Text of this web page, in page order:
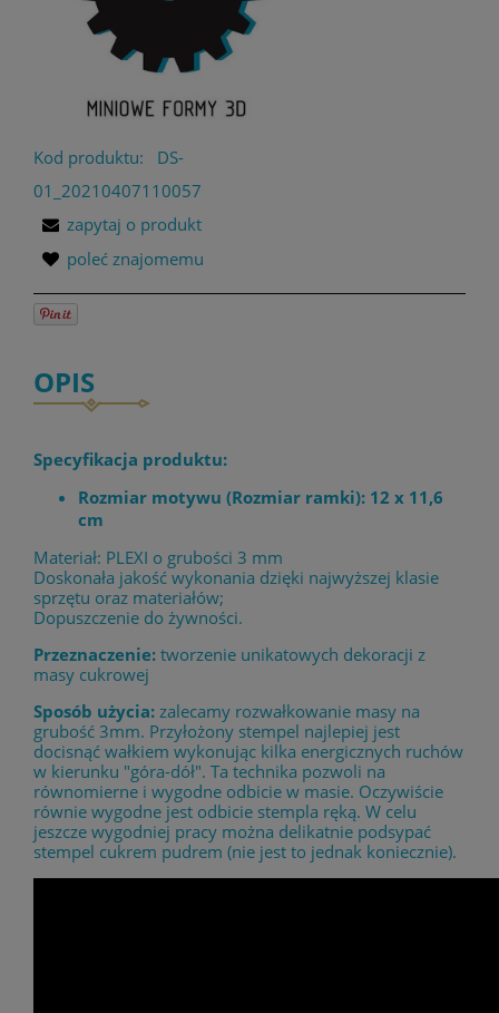
Kod produktu:
DS-
01_20210407110057
zapytaj o produkt
poleć znajomemu
OPIS
Specyfikacja produktu:
Rozmiar motywu (Rozmiar ramki): 12 x 11,6
cm
Materiał: PLEXI o grubości 3 mm
Doskonała jakość wykonania dzięki najwyższej klasie
sprzętu oraz materiałów;
Dopuszczenie do żywności.
Przeznaczenie: tworzenie unikatowych dekoracji z
masy cukrowej
Sposób użycia: zalecamy rozwałkowanie masy na
grubość 3mm. Przyłożony stempel najlepiej jest
docisnąć wałkiem wykonując kilka energicznych ruchów
w kierunku "góra-dół". Ta technika pozwoli na
równomierne i wygodne odbicie w masie. Oczywiście
równie wygodne jest odbicie stempla ręką. W celu
jeszcze wygodniej pracy można delikatnie podsypać
stempel cukrem pudrem (nie jest to jednak koniecznie).